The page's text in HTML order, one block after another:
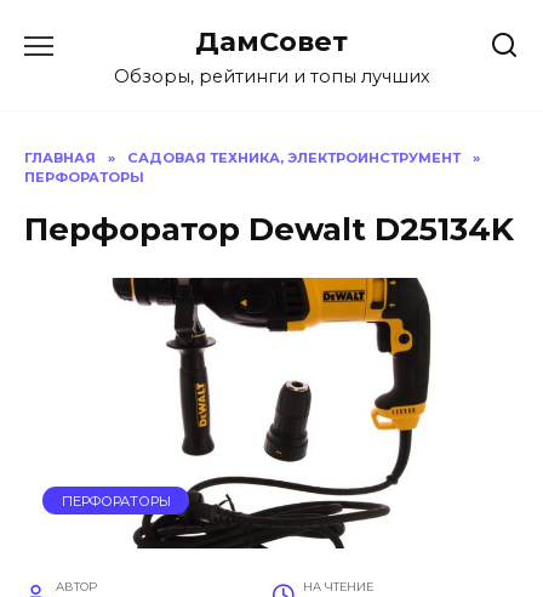
содержанию
ДамСовет
Обзоры, рейтинги и топы лучших
ГЛАВНАЯ » САДОВАЯ ТЕХНИКА, ЭЛЕКТРОИНСТРУМЕНТ
»
ПЕРФОРАТОРЫ
Перфоратор Dewalt D25134K
ПЕРФОРАТОРЫ
АВТОР НА ЧТЕНИЕ